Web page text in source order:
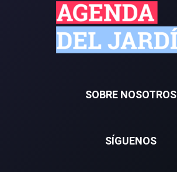
SOBRE NOSOTROS
SÍGUENOS